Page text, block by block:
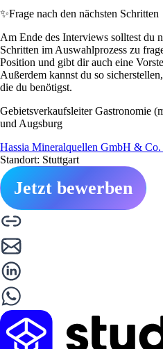
✨Frage nach den nächsten Schritten
Am Ende des Interviews solltest du
Schritten im Auswahlprozess zu
Position und gibt dir auch eine
Außerdem kannst du so
die du benötigst.
Gebietsverkaufsleiter Gastronomie
und Augsburg
Hassia Mineralquellen GmbH &
Standort: Stuttgart
Jetzt bewerben